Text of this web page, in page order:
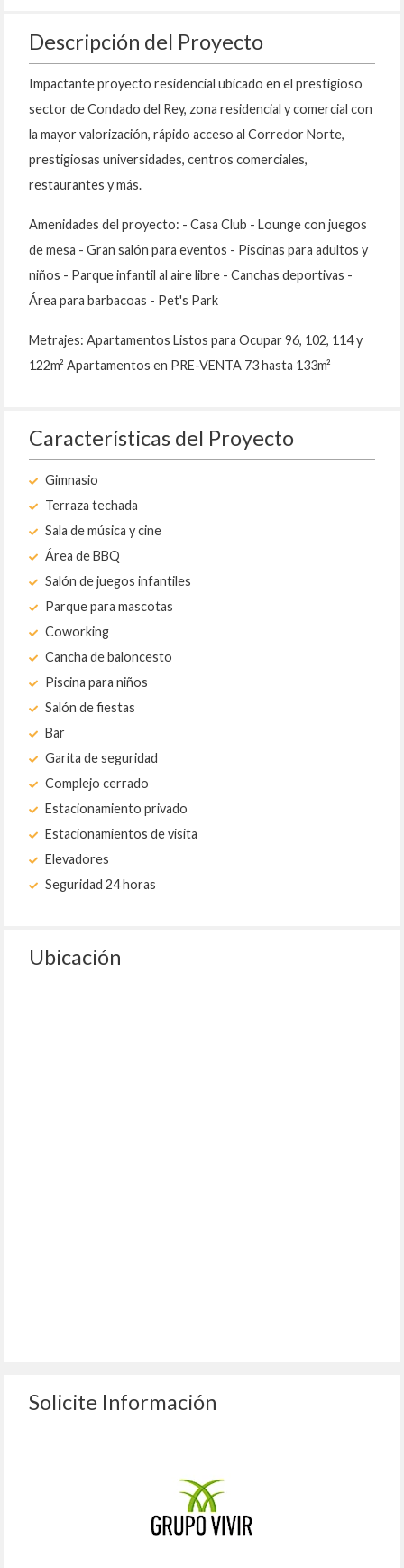
Descripción del Proyecto
Impactante proyecto residencial ubicado en el prestigioso
sector de Condado del Rey, zona residencial y comercial con
la mayor valorización, rápido acceso al Corredor Norte,
prestigiosas universidades, centros comerciales,
restaurantes y más.
Amenidades del proyecto: - Casa Club - Lounge con juegos
de mesa - Gran salón para eventos - Piscinas para adultos y
niños - Parque infantil al aire libre - Canchas deportivas -
Área para barbacoas - Pet's Park
Metrajes: Apartamentos Listos para Ocupar 96, 102, 114 y
122m² Apartamentos en PRE-VENTA 73 hasta 133m²
Características del Proyecto
Gimnasio
Terraza techada
Sala de música y cine
Área de BBQ
Salón de juegos infantiles
Parque para mascotas
Coworking
Cancha de baloncesto
Piscina para niños
Salón de fiestas
Bar
Garita de seguridad
Complejo cerrado
Estacionamiento privado
Estacionamientos de visita
Elevadores
Seguridad 24 horas
Ubicación
Solicite Información